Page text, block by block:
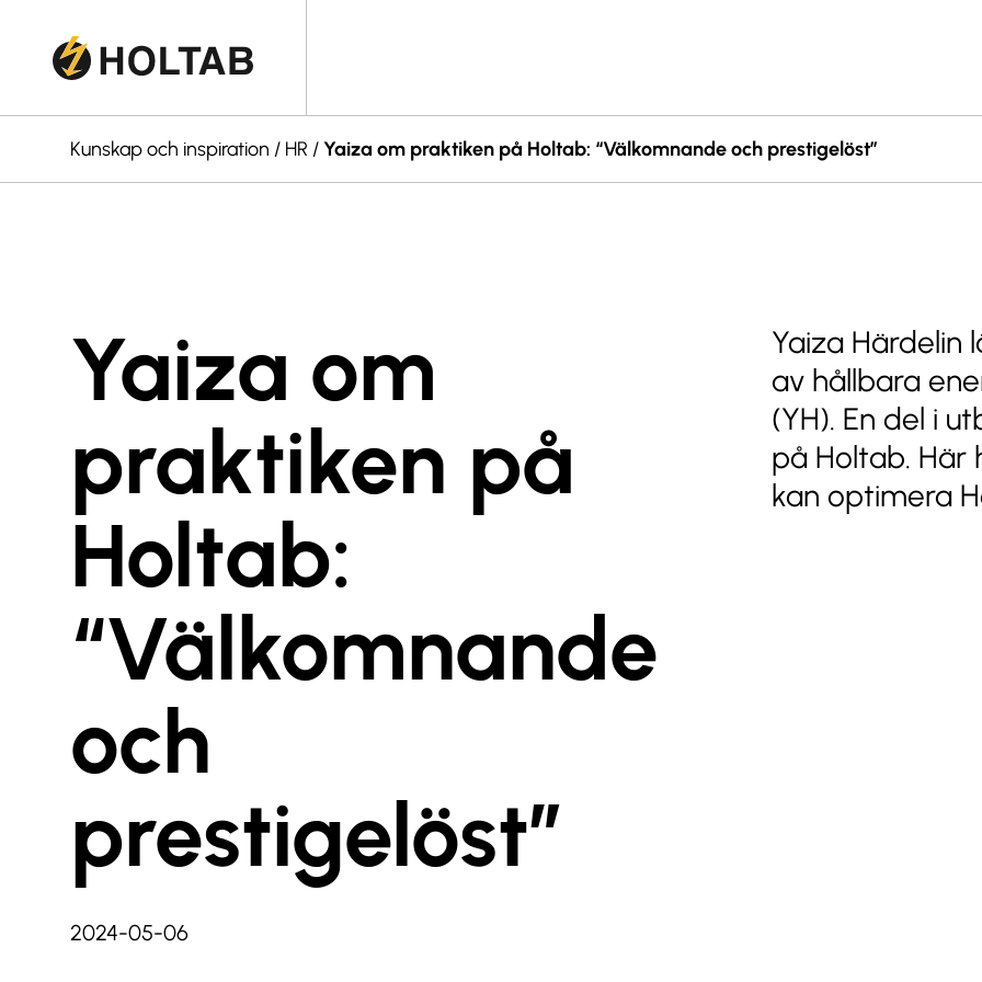
Kunskap och inspiration / HR /Yaiza om praktiken på Holtab: “Välkomnande och prestigelöst”
Yaiza om
praktiken på
Holtab:
“Välkomnande
och
prestigelöst”
2024-05-06
Yaiza Härdelin
av hållbara
(YH). En del i
på Holtab. Här
kan optimera